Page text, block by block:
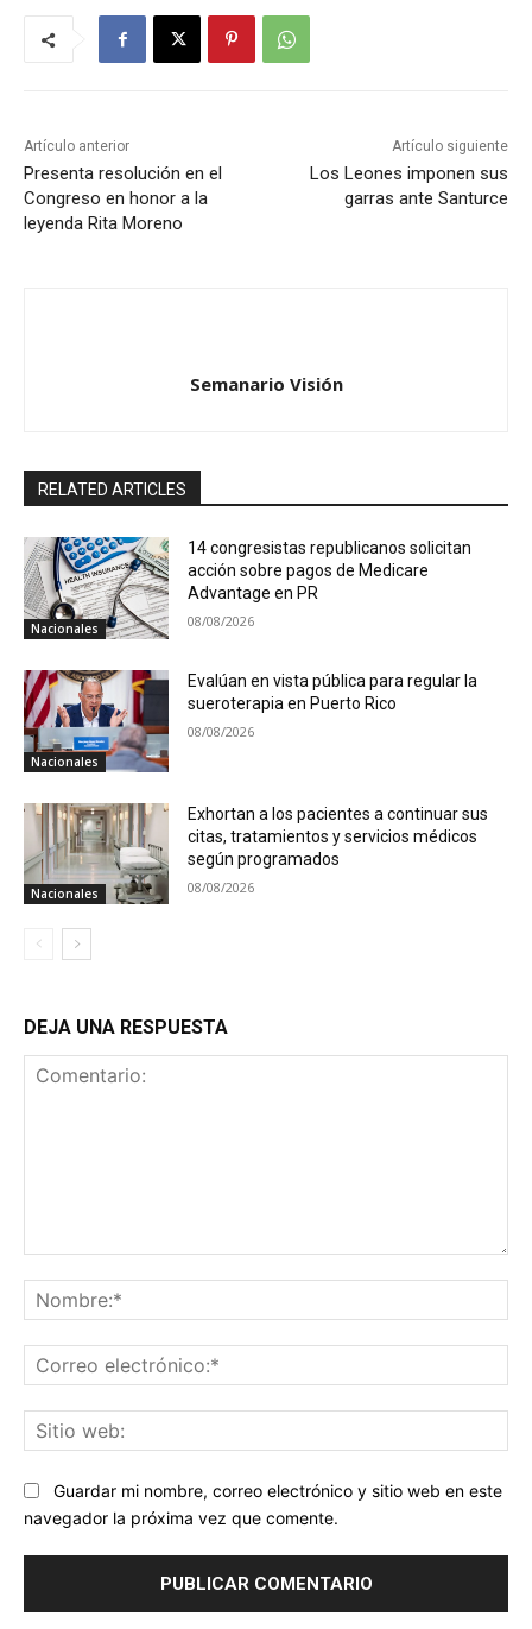
Artículo anterior
Presenta resolución en el
Congreso en honor a la
leyenda Rita Moreno
Artículo siguiente
Los Leones imponen sus
garras ante Santurce
Semanario Visión
RELATED ARTICLES
Nacionales
14 congresistas republicanos solicitan
acción sobre pagos de Medicare
Advantage en PR
08/08/2026
Nacionales
Evalúan en vista pública para regular la
sueroterapia en Puerto Rico
08/08/2026
Nacionales
Exhortan a los pacientes a continuar sus
citas, tratamientos y servicios médicos
según programados
08/08/2026
DEJA UNA RESPUESTA
Guardar mi nombre, correo electrónico y sitio web en este
navegador la próxima vez que comente.